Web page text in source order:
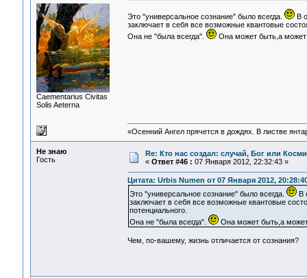
Сaementarius Civitas
Solis Aeterna
Это "универсальное сознание" было всегда.
В
заключает в себя все возможные квантовые
Она не "была всегда".
Она может быть,а может
«Осенний Ангел прячется в дождях. В листве
Не знаю
Гость
Re: Кто нас создал: случай, Бог или
« Ответ #46 : 07 Января 2012, 22:32:43 »
Цитата: Urbis Numen от 07 Января 2012,
Это "универсальное сознание" было всегда.
В
заключает в себя все возможные квантовые
потенциального.
Она не "была всегда".
Она может быть,а может
Чем, по-вашему, жизнь отличается от сознания?